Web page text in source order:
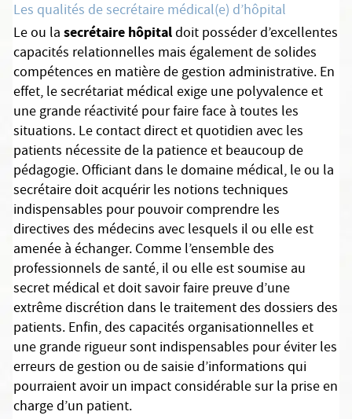
Les qualités de secrétaire médical(e) d’hôpital
Le ou la secrétaire hôpitaldoit posséder d’excellentes
capacités relationnelles mais également de solides
compétences en matière de gestion administrative. En
effet, le secrétariat médical exige une polyvalence et
une grande réactivité pour faire face à toutes les
situations. Le contact direct et quotidien avec les
patients nécessite de la patience et beaucoup de
pédagogie. Officiant dans le domaine médical, le ou la
secrétaire doit acquérir les notions techniques
indispensables pour pouvoir comprendre les
directives des médecins avec lesquels il ou elle est
amenée à échanger. Comme l’ensemble des
professionnels de santé, il ou elle est soumise au
secret médical et doit savoir faire preuve d’une
extrême discrétion dans le traitement des dossiers des
patients. Enfin, des capacités organisationnelles et
une grande rigueur sont indispensables pour éviter les
erreurs de gestion ou de saisie d’informations qui
pourraient avoir un impact considérable sur la prise en
charge d’un patient.